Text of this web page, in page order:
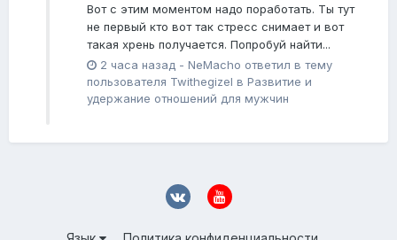
Вот с этим моментом надо поработать. Ты тут
не первый кто вот так стресс снимает и вот
такая хрень получается. Попробуй найти...
2 часа назад - NeMacho ответил в тему
пользователя Twithegizel в Pазвитие и
удержание отношений для мужчин